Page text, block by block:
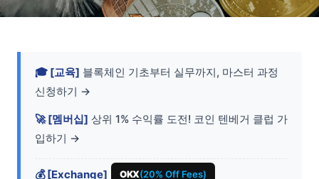
🎓 [교육] 블록체인 기초부터 실무까지, 마스터 과정
신청하기 →
🚀 [멤버십] 상위 1% 수익률 도전! 코인 텐베거 클럽 가
입하기 →
💰 [Exchange] OKX(20% Off Fees)